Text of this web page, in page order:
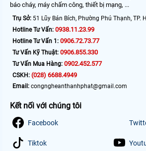
báo cháy, máy chấm công, thiết bị mạng, ...
Trụ Sở: 51 Lũy Bán Bích, Phường Phú Thạnh, TP.
Hotline Tư Vấn: 0938.11.23.99
Hotline Tư Vấn 1: 0906.72.73.77
Tư Vấn Kỹ Thuật: 0906.855.330
Tư Vấn Mua Hàng: 0902.452.577
CSKH: (028) 6688.4949
Email: congngheanthanhphat@gmail.com
Kết nối với chúng tôi
Facebook
Tiktok